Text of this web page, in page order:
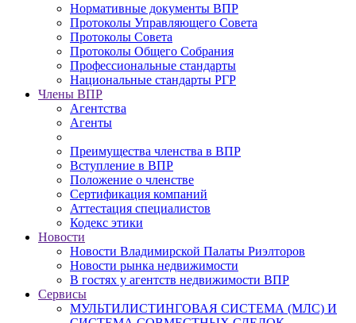
Нормативные документы ВПР
Протоколы Управляющего Совета
Протоколы Совета
Протоколы Общего Собрания
Профессиональные стандарты
Национальные стандарты РГР
Члены ВПР
Агентства
Агенты
Преимущества членства в ВПР
Вступление в ВПР
Положение о членстве
Сертификация компаний
Аттестация специалистов
Кодекс этики
Новости
Новости Владимирской Палаты Риэлторов
Новости рынка недвижимости
В гостях у агентств недвижимости ВПР
Сервисы
МУЛЬТИЛИСТИНГОВАЯ СИСТЕМА (МЛС) И